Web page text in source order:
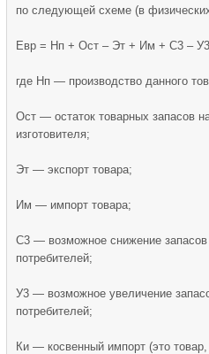
по следующей схеме (в
Евр = Нп + Ост – Эт + Им + С3 –
где Нп — производство данного
Ост — остаток товарных запасов
изготовителя;
Эт — экспорт товара;
Им — импорт товара;
С3 — возможное снижение запасов
потребителей;
У3 — возможное увеличение
потребителей;
Ки — косвенный импорт (это